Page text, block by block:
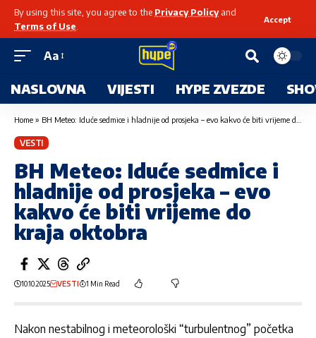
By using this site, you agree to the Privacy Policyand
Terms of Use
Accept
Aa
NASLOVNA VIJESTI HYPE ZVEZDE
Home » BH Meteo: Iduće sedmice i hladnije od prosjeka – evo kakvo će biti vrijeme do kraja oktobra
VESTI
BH Meteo: Iduće sedmice i
hladnije od prosjeka – evo
kakvo će biti vrijeme do
kraja oktobra
10.10.2025 VESTI 1 Min Read
Nakon nestabilnog i meteorološki “turbulentnog” početka